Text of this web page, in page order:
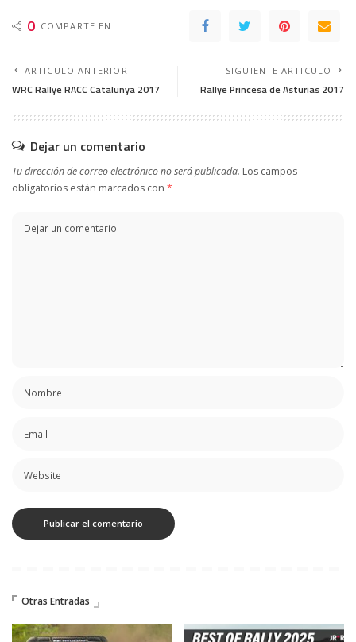
0 COMPARTE EN
ARTICULO ANTERIOR
WRC Rallye RACC Catalunya 2017
SIGUIENTE ARTICULO
Rallye Princesa de Asturias 2017
Dejar un comentario
Tu dirección de correo electrónico no será publicada. Los campos
obligatorios están marcados con *
Otras Entradas